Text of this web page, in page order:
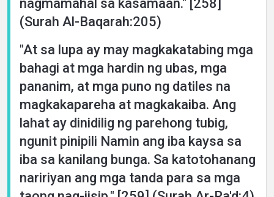
nagmamahal sa kasamaan." [258]
(Surah Al-Baqarah:205)
"At sa lupa ay may magkakatabing mga
bahagi at mga hardin ng ubas, mga
pananim, at mga puno ng datiles na
magkakapareha at magkakaiba. Ang
lahat ay dinidilig ng parehong tubig,
ngunit pinipili Namin ang iba kaysa sa
iba sa kanilang bunga. Sa katotohanang
naririyan ang mga tanda para sa mga